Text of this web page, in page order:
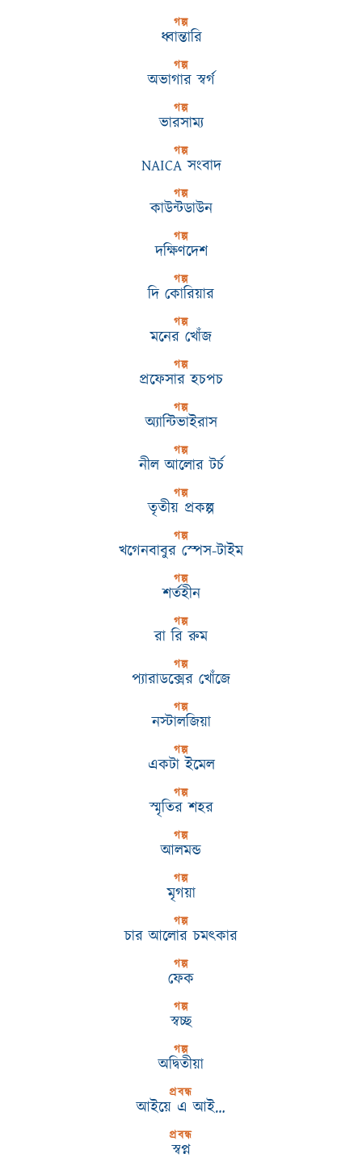
গল্প
ধ্বান্তারি
গল্প
অভাগার স্বর্গ
গল্প
ভারসাম্য
গল্প
NAICA সংবাদ
গল্প
কাউন্টডাউন
গল্প
দক্ষিণদেশ
গল্প
দি কোরিয়ার
গল্প
মনের খোঁজ
গল্প
প্রফেসার হচপচ
গল্প
অ্যান্টিভাইরাস
গল্প
নীল আলোর টর্চ
গল্প
তৃতীয় প্রকল্প
গল্প
খগেনবাবুর স্পেস-টাইম
গল্প
শর্তহীন
গল্প
রা রি রুম
গল্প
প্যারাডক্সের খোঁজে
গল্প
নস্টালজিয়া
গল্প
একটা ইমেল
গল্প
স্মৃতির শহর
গল্প
আলমন্ড
গল্প
মৃগয়া
গল্প
চার আলোর চমৎকার
গল্প
ফেক
গল্প
স্বচ্ছ
গল্প
অদ্বিতীয়া
প্রবন্ধ
আইয়ে এ আই…
প্রবন্ধ
স্বপ্ন